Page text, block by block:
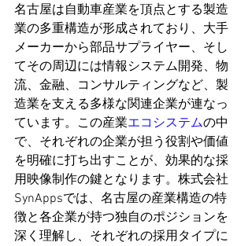
名古屋は自動車産業を頂点とする製造
業の多重構造が形成されており、大手
メーカーから部品サプライヤー、そし
てその周辺には情報システム開発、物
流、金融、コンサルティングなど、製
造業を支える多様な関連企業が連なっ
ています。この産業エコシステムの中
で、それぞれの企業が担う役割や価値
を明確に打ち出すことが、効果的な採
用映像制作の鍵となります。株式会社
SynAppsでは、名古屋の産業構造の特
徴と各企業が持つ独自のポジションを
深く理解し、それぞれの採用タイプに